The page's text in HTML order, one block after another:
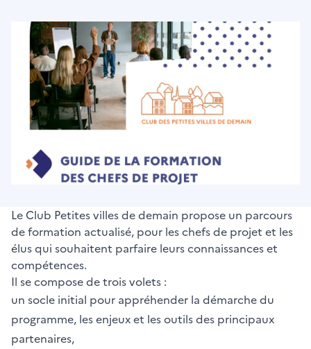
Image
Le Club Petites villes de demain propose un parcours
de formation actualisé, pour les chefs de projet et les
élus qui souhaitent parfaire leurs connaissances et
compétences.
Il se compose de trois volets :
un socle initial pour appréhender la démarche du
programme, les enjeux et les outils des principaux
partenaires,